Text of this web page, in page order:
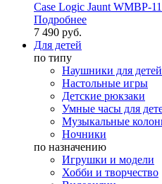
Case Logic Jaunt WMBP-
Подробнее
7 490 руб.
Для детей
по типу
Наушники для детей
Настольные игры
Детские рюкзаки
Умные часы для
Музыкальные
Ночники
по назначению
Игрушки и модели
Хобби и творчество